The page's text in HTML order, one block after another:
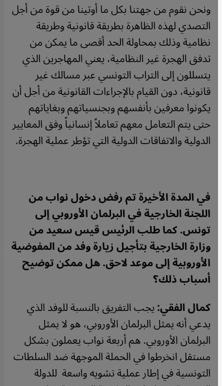
ونحن نقوم من جهتنا بكل ما أوتينا من قوة من أجل
التصدي لهذه الظاهرة بطريقة قانونية وطريقة
نظامية وذلك بمحاولة الحد أقصى ما يمكن من
تدفق الهجرة غير النظامية، يعني المهاجرين الذي
يتسللون إلى التراب التونسي عبر مسالك غير
قانونية، دون القيام بالإجراءات القانونية من أجل أن
يكونوا معرفين بأنفسهم وبجنسياتهم وبغاياتهم
حتى يتم التعامل معهم تعاملاً إنسانياً وفق المعايير
الدولية والاتفاقات الدولية التي تؤطر عملية الهجرة.
في المدة الأخيرة تم رفض دخول نواب من
اللجنة الخارجية في البرلمان الأوروبي إلى
تونس. كما طلب الرئيس قيس سعيد من
وزارة الخارجية بتأجيل زيارة وفد من المفوضية
الأوروبية إلى موعد لاحق. هل ممكن توضيح
أسباب ذلك؟
كمال الفقي:يجب التفريق بالنسبة للوفد الذي
يدعي أنه يمثل البرلمان الأوروبي، هو لا يمثل
البرلمان الأوروبي. هم أربعة نواب يعملون بشكل
مستقل انخرطوا في الحملة الموجهة ضد السلطات
التونسية في إطار عملية تشويه واسعة للدولة